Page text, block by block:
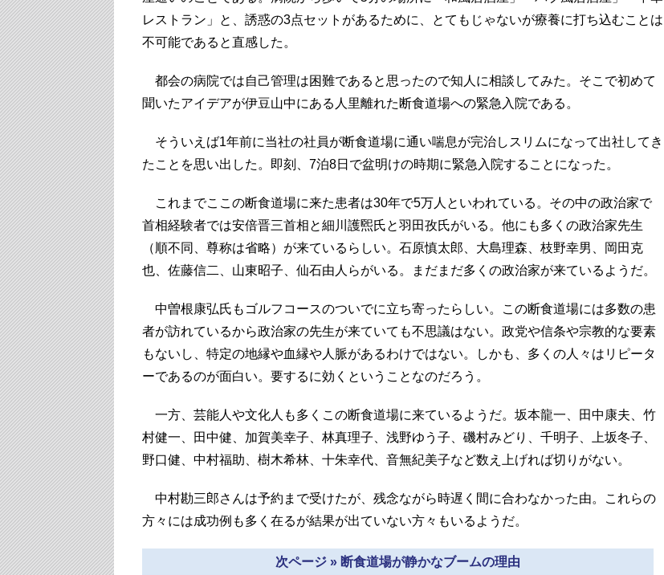
レストラン」と、誘惑の3点セットがあるために、とてもじゃないが療養に打ち込むことは
不可能であると直感した。
都会の病院では自己管理は困難であると思ったので知人に相談してみた。そこで初めて
聞いたアイデアが伊豆山中にある人里離れた断食道場への緊急入院である。
そういえば1年前に当社の社員が断食道場に通い喘息が完治しスリムになって出社してき
たことを思い出した。即刻、7泊8日で盆明けの時期に緊急入院することになった。
これまでここの断食道場に来た患者は30年で5万人といわれている。その中の政治家で
首相経験者では安倍晋三首相と細川護煕氏と羽田孜氏がいる。他にも多くの政治家先生
（順不同、尊称は省略）が来ているらしい。石原慎太郎、大島理森、枝野幸男、岡田克
也、佐藤信二、山東昭子、仙石由人らがいる。まだまだ多くの政治家が来ているようだ。
中曽根康弘氏もゴルフコースのついでに立ち寄ったらしい。この断食道場には多数の患
者が訪れているから政治家の先生が来ていても不思議はない。政党や信条や宗教的な要素
もないし、特定の地縁や血縁や人脈があるわけではない。しかも、多くの人々はリピータ
ーであるのが面白い。要するに効くということなのだろう。
一方、芸能人や文化人も多くこの断食道場に来ているようだ。坂本龍一、田中康夫、竹
村健一、田中健、加賀美幸子、林真理子、浅野ゆう子、磯村みどり、千明子、上坂冬子、
野口健、中村福助、樹木希林、十朱幸代、音無紀美子など数え上げれば切りがない。
中村勘三郎さんは予約まで受けたが、残念ながら時遅く間に合わなかった由。これらの
方々には成功例も多く在るが結果が出ていない方々もいるようだ。
次ページ » 断食道場が静かなブームの理由